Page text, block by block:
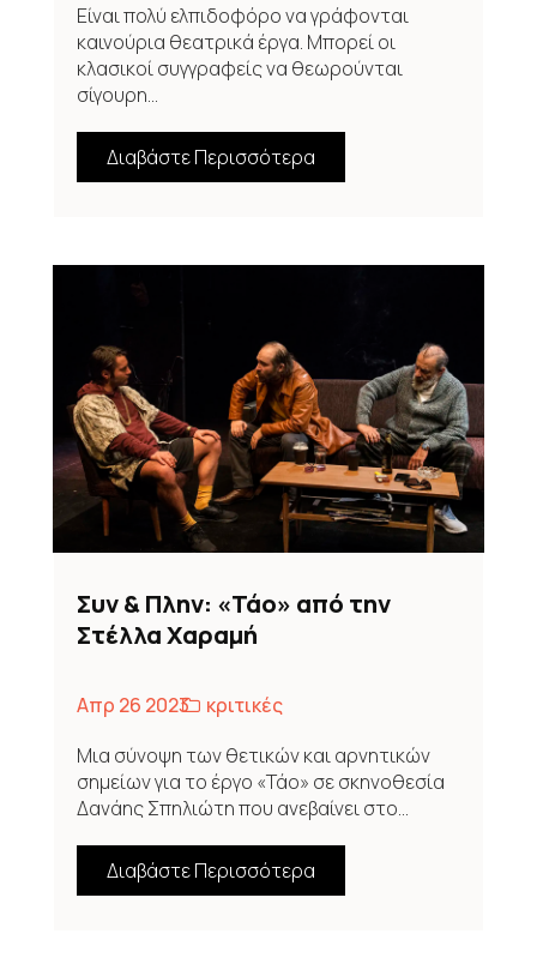
Είναι πολύ ελπιδοφόρο να γράφονται
καινούρια θεατρικά έργα. Μπορεί οι
κλασικοί συγγραφείς να θεωρούνται
σίγουρη...
Διαβάστε Περισσότερα
Συν & Πλην: «Τάο» από την
Στέλλα Χαραμή
Απρ 26 2023
κριτικές
Μια σύνοψη των θετικών και αρνητικών
σημείων για το έργο «Τάο» σε σκηνοθεσία
Δανάης Σπηλιώτη που ανεβαίνει στο...
Διαβάστε Περισσότερα